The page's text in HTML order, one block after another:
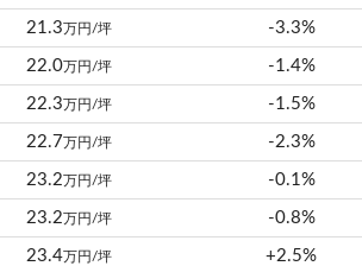
21.3万円/坪 -3.3%
22.0万円/坪 -1.4%
22.3万円/坪 -1.5%
22.7万円/坪 -2.3%
23.2万円/坪 -0.1%
23.2万円/坪 -0.8%
23.4万円/坪 +2.5%